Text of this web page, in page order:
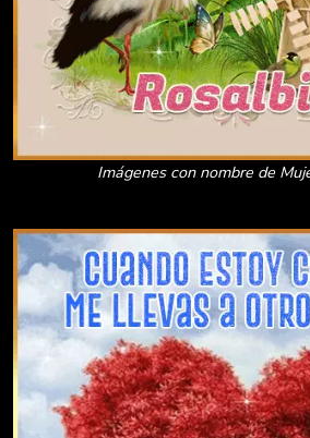
Imágenes con nombre de